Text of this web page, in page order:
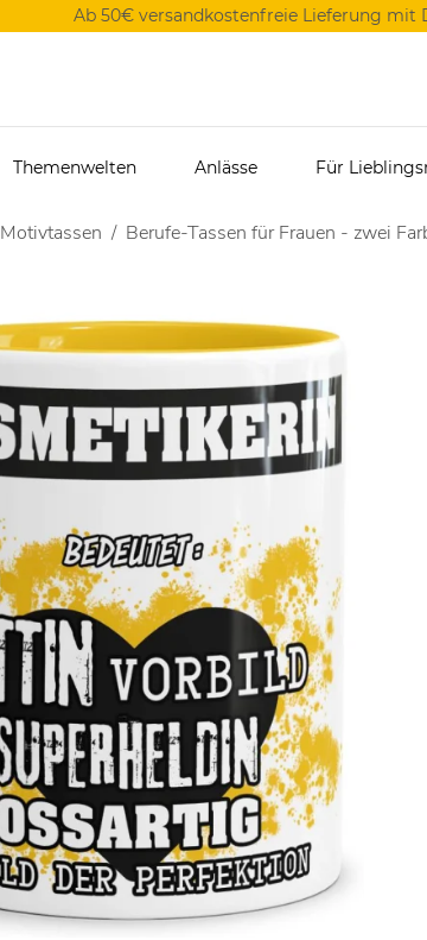
Ab 50€ versandkostenfreie Lieferung mit
Themenwelten Anlässe Für
Motivtassen Berufe-Tassen für Frauen - zwei